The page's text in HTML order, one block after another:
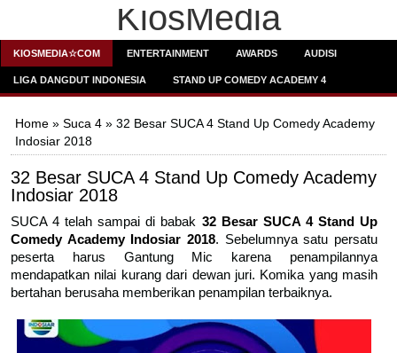
KiosMedia
KIOSMEDIA☆COM ENTERTAINMENT AWARDS AUDISI
LIGA DANGDUT INDONESIA STAND UP COMEDY ACADEMY 4
Home » Suca 4 » 32 Besar SUCA 4 Stand Up Comedy Academy
Indosiar 2018
32 Besar SUCA 4 Stand Up Comedy Academy
Indosiar 2018
SUCA 4 telah sampai di babak 32 Besar SUCA 4 Stand Up
Comedy Academy Indosiar 2018. Sebelumnya satu persatu
peserta harus Gantung Mic karena penampilannya
mendapatkan nilai kurang dari dewan juri. Komika yang masih
bertahan berusaha memberikan penampilan terbaiknya.